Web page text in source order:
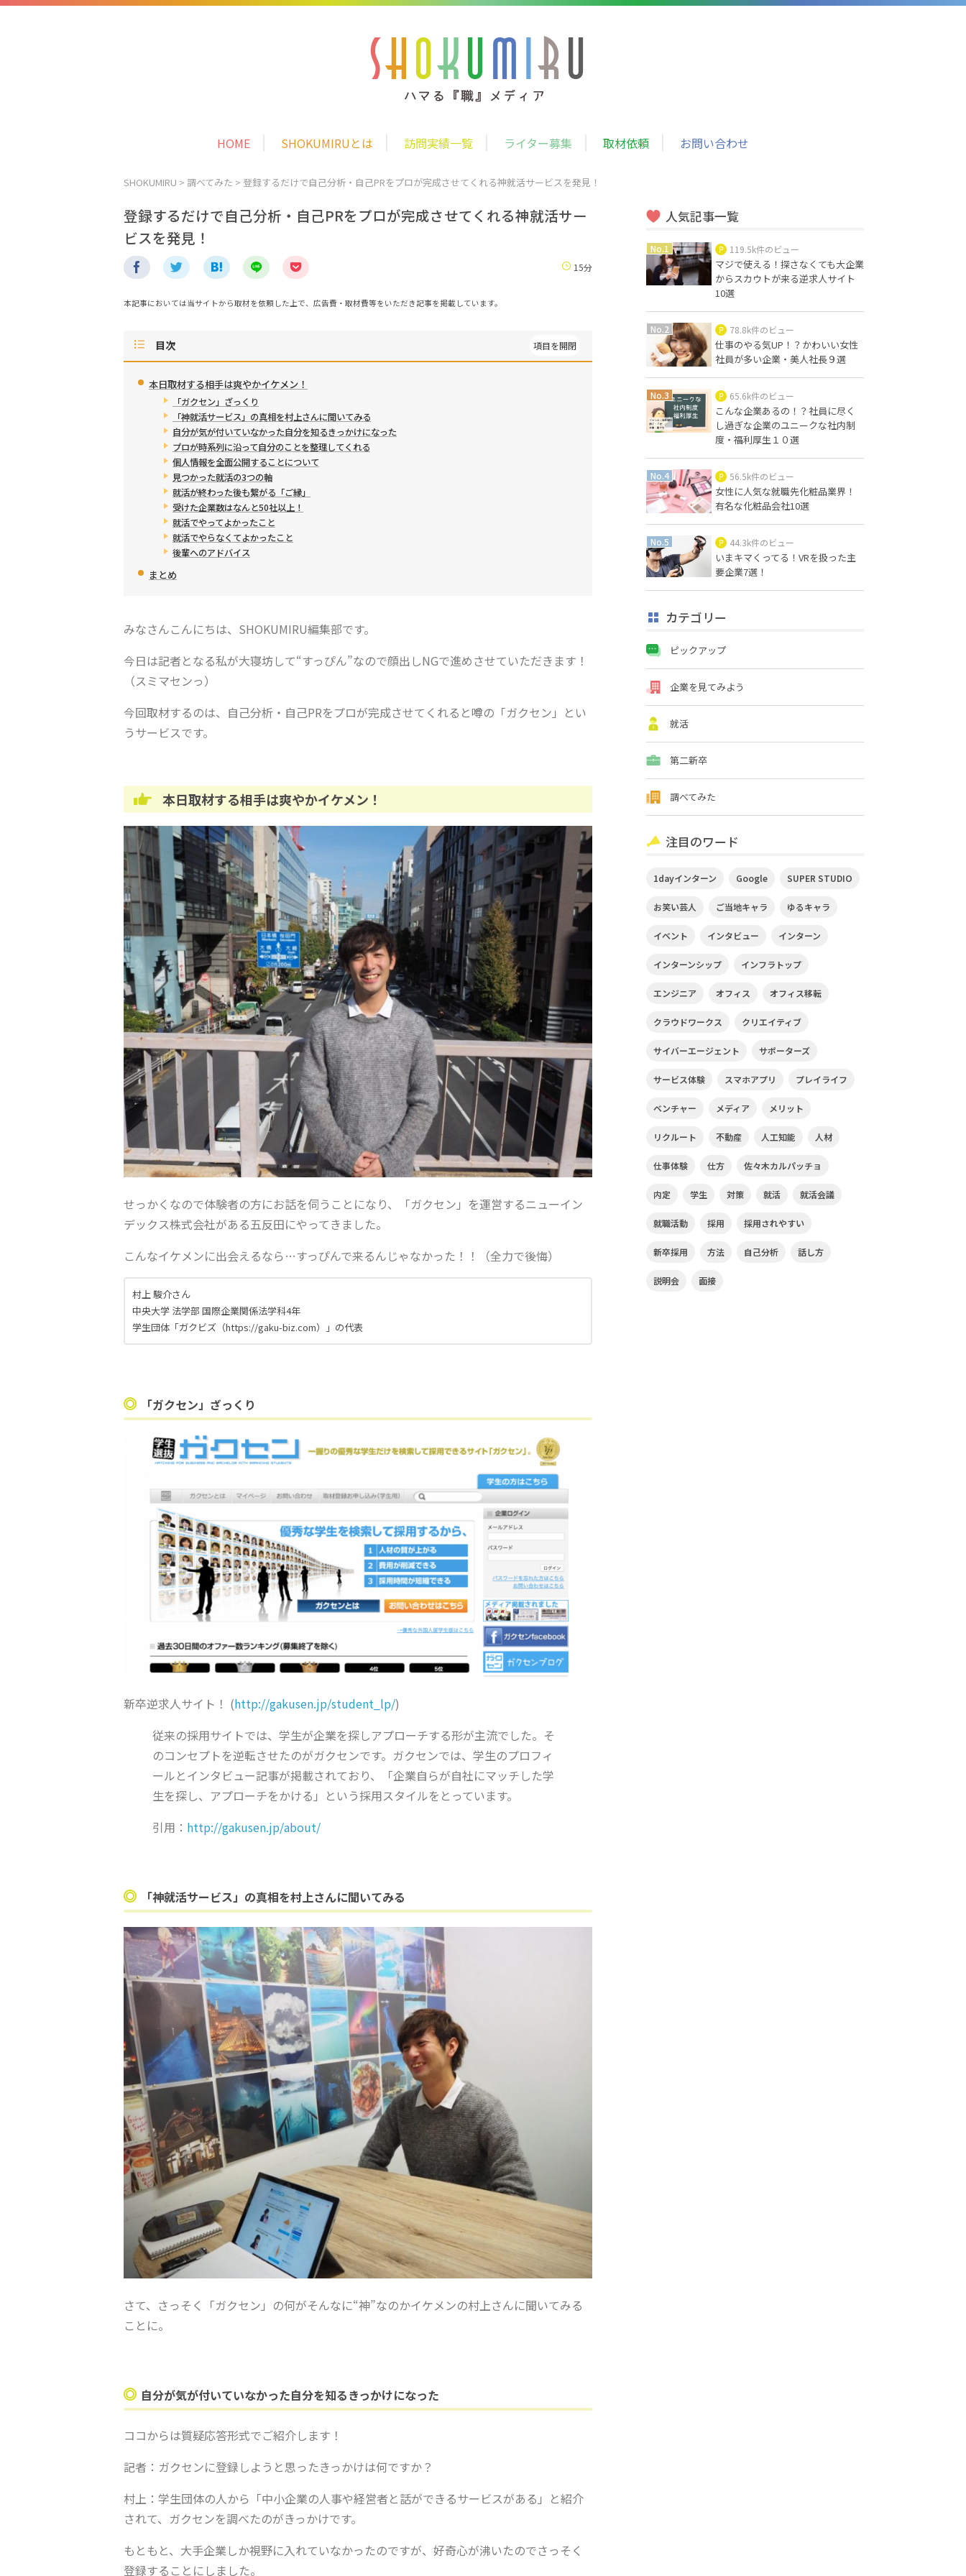
HOME SHOKUMIRUとは 訪問実績一覧 ライター募集 取材依頼 お問い合わせ
SHOKUMIRU > 調べてみた > 登録するだけで自己分析・自己PRをプロが完成させてくれる神就活サービスを発見！
登録するだけで自己分析・自己PRをプロが完成させてくれる神就活サー
ビスを発見！
15分
本記事においては当サイトから取材を依頼した上で、広告費・取材費等をいただき記事を掲載しています。
目次
本日取材する相手は爽やかイケメン！
「ガクセン」ざっくり
「神就活サービス」の真相を村上さんに聞いてみる
自分が気が付いていなかった自分を知るきっかけになった
プロが時系列に沿って自分のことを整理してくれる
個人情報を全面公開することについて
見つかった就活の3つの軸
就活が終わった後も繋がる「ご縁」
受けた企業数はなんと50社以上！
就活でやってよかったこと
就活でやらなくてよかったこと
後輩へのアドバイス
まとめ
みなさんこんにちは、 SHOKUMIRU編集部です。
今日は記者となる私が大寝坊して“すっぴん”なので顔出しNGで進めさせていただきます！
（スミマセンっ）
今回取材するのは、自己分析・自己PRをプロが完成させてくれると噂の「ガクセン」とい
うサービスです。
本日取材する相手は爽やかイケメン！
せっかくなので体験者の方にお話を伺うことになり、「ガクセン」を運営するニューイン
デックス株式会社がある五反田にやってきました。
こんなイケメンに出会えるなら…すっぴんで来るんじゃなかった！！（全力で後悔）
村上駿介さん
中央大学 法学部 国際企業関係法学科4年
学生団体「ガクビズ（https://gaku-biz.com）」の代表
「ガクセン」ざっくり
新卒逆求人サイト！ (http://gakusen.jp/student_lp/)
従来の採用サイトでは、学生が企業を探しアプローチする形が主流でした。そ
のコンセプトを逆転させたのがガクセンです。ガクセンでは、学生のプロフィ
ールとインタビュー記事が掲載されており、「企業自らが自社にマッチした学
生を探し、アプローチをかける」という採用スタイルをとっています。
引用： http://gakusen.jp/about/
「神就活サービス」の真相を村上さんに聞いてみる
さて、さっそく「ガクセン」の何がそんなに“神”なのかイケメンの村上さんに聞いてみる
ことに。
自分が気が付いていなかった自分を知るきっかけになった
ココからは質疑応答形式でご紹介します！
記者：ガクセンに登録しようと思ったきっかけは何ですか？
村上：学生団体の人から「中小企業の人事や経営者と話ができるサービスがある」と紹介
されて、ガクセンを調べたのがきっかけです。
もともと、大手企業しか視野に入れていなかったのですが、好奇心が沸いたのでさっそく
登録することにしました。
人気記事一覧
119.5k件のビュー
マジで使える！探さなくても大企業
からスカウトが来る逆求人サイト
10選
78.8k件のビュー
仕事のやる気UP！？かわいい女性
社員が多い企業・美人社長９選
65.6k件のビュー
こんな企業あるの！？社員に尽く
し過ぎな企業のユニークな社内制
度・福利厚生１０選
56.5k件のビュー
女性に人気な就職先化粧品業界！
有名な化粧品会社10選
44.3k件のビュー
いまキマくってる！VRを扱った主
要企業7選！
カテゴリー
ピックアップ
企業を見てみよう
就活
第二新卒
調べてみた
注目のワード
1dayインターン Google SUPER STUDIO
お笑い芸人 ご当地キャラ ゆるキャラ
イベント インタビュー インターン
インターンシップ インフラトップ
エンジニア オフィス オフィス移転
クラウドワークス クリエイティブ
サイバーエージェント サポーターズ
サービス体験 スマホアプリ プレイライフ
ベンチャー メディア メリット
リクルート 不動産 人工知能 人材
仕事体験 仕方 佐々木カルパッチョ
内定 学生 対策 就活 就活会議
就職活動 採用 採用されやすい
新卒採用 方法 自己分析 話し方
説明会 面接